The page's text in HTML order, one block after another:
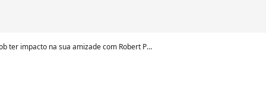
na sua amizade com Robert Pattinson - Foto